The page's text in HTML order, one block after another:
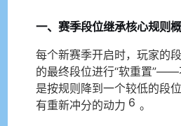
一、赛季段位继承核心规则
每个新赛季开启时，玩家的
的最终段位进行“软重置
是按规则降到一个较低的段
有重新冲分的动力 6 。